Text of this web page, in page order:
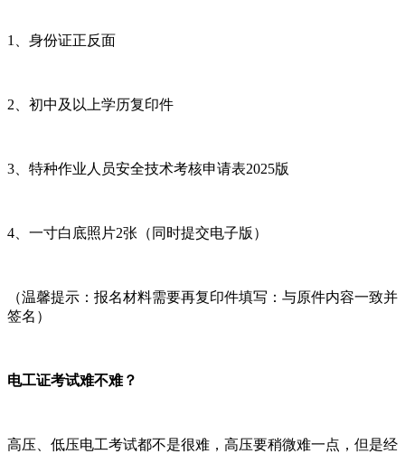
1、身份证正反面
2、初中及以上学历复印件
3、特种作业人员安全技术考核申请表2025版
4、一寸白底照片2张（同时提交电子版）
（温馨提示：报名材料需要再复印件填写：与原件内容一致并
签名）
电工证考试难不难？
高压、低压电工考试都不是很难，高压要稍微难一点，但是经